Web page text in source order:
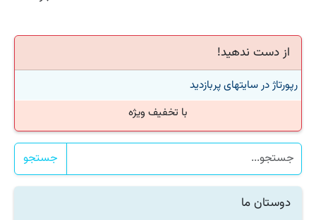
از دست ندهید!
رپورتاژ در سایتهای پربازدید
با تخفیف ویژه
جستجو
دوستان ما